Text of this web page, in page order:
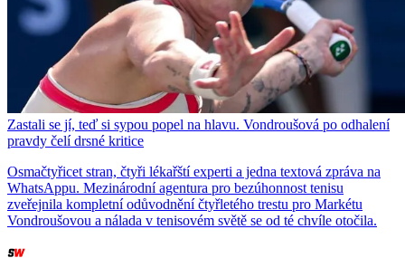
Zastali se jí, teď si sypou popel na hlavu. Vondroušová po odhalení
pravdy čelí drsné kritice
Osmačtyřicet stran, čtyři lékařští experti a jedna textová zpráva na
WhatsAppu. Mezinárodní agentura pro bezúhonnost tenisu
zveřejnila kompletní odůvodnění čtyřletého trestu pro Markétu
Vondroušovou a nálada v tenisovém světě se od té chvíle otočila.